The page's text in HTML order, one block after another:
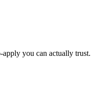
you can actually trust.